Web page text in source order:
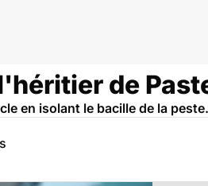
de
en isolant le bacille de la